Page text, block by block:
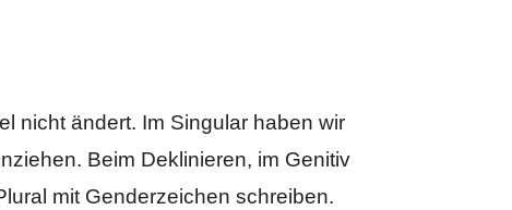
nicht ändert. Im Singular haben wir
Beim Deklinieren, im Genitiv
mit Genderzeichen schreiben.